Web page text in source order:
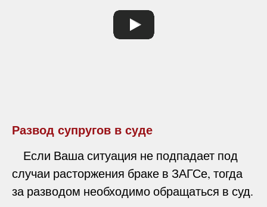
Развод супругов в суде
Если Ваша ситуация не подпадает под
случаи расторжения браке в ЗАГСе, тогда
за разводом необходимо обращаться в суд.